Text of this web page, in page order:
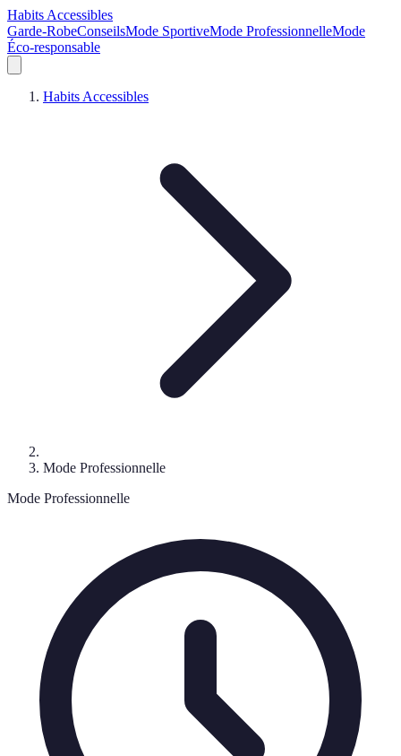
Habits Accessibles
Garde-RobeConseilsMode SportiveMode ProfessionnelleMode
Éco-responsable
Habits Accessibles
Mode Professionnelle
Mode Professionnelle